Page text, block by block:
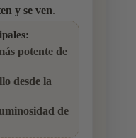
y se ven.
potente de
desde la
de